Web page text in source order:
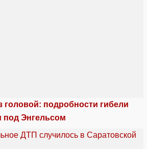
головой: подробности гибели
под Энгельсом